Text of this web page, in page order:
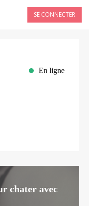
SE CONNECTER
En ligne
chater avec